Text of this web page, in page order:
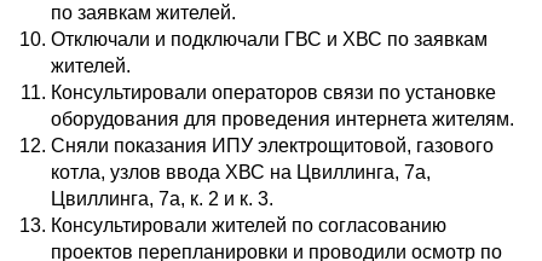
по заявкам жителей.
Отключали и подключали ГВС и ХВС по заявкам
жителей.
Консультировали операторов связи по установке
оборудования для проведения интернета жителям.
Сняли показания ИПУ электрощитовой, газового
котла, узлов ввода ХВС на Цвиллинга, 7а,
Цвиллинга, 7а, к. 2 и к. 3.
Консультировали жителей по согласованию
проектов перепланировки и проводили осмотр по